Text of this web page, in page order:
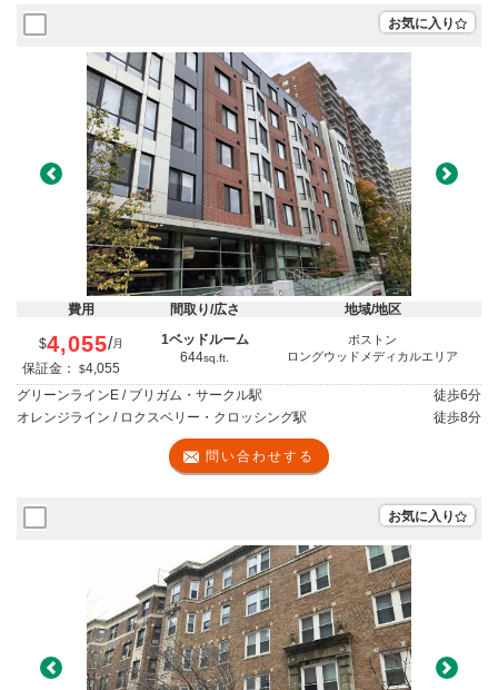
お気に入り
Previous Next
費用 間取り/広さ 地域/地区
$4,055/月
保証金： $4,055
1ベッドルーム
644sq.ft.
ボストン
ロングウッドメディカルエリア
グリーンラインE / ブリガム・サークル駅 徒歩6分
オレンジライン / ロクスベリー・クロッシング駅
徒歩8分
問い合わせする
お気に入り
Previous Next